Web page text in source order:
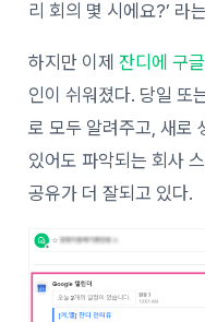
리 회의 몇 시에요?’ 라
하지만 이제잔디에 구
인이 쉬워졌다. 당일 또
로 모두 알려주고 ,새로
있어도 파악되는 회사
공유가 더 잘되고 있다.